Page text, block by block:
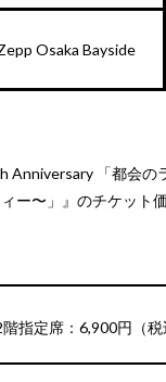
Osaka Bayside
Anniversary 「都会
ー〜」』のチケット
指定席：6,900円（税